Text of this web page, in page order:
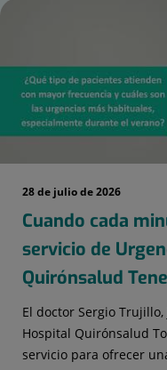
28 de julio de 2026
Cuando cada
servicio de
Quirónsalud
El doctor Sergio
Hospital Quirónsalud
servicio para ofrecer